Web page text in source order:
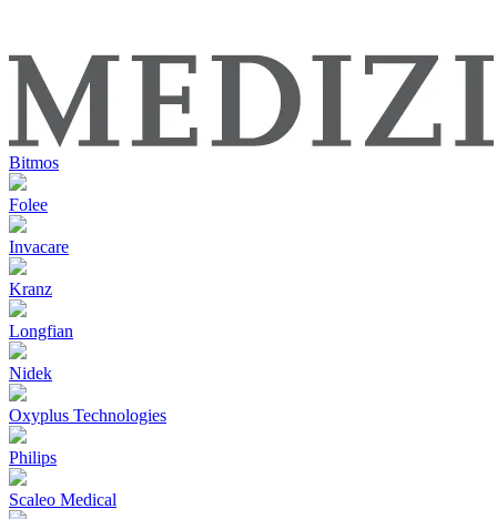
Bitmos
Folee
Invacare
Kranz
Longfian
Nidek
Oxyplus Technologies
Philips
Scaleo Medical